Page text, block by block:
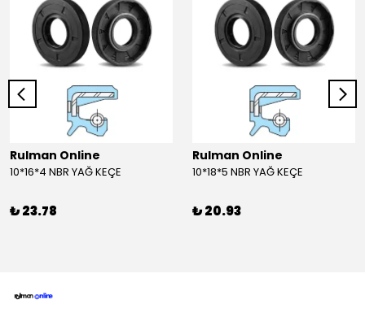
Rulman Online
10*16*4 NBR YAĞ KEÇE
₺ 23.78
Rulman Online
10*18*5 NBR YAĞ KEÇE
₺ 20.93